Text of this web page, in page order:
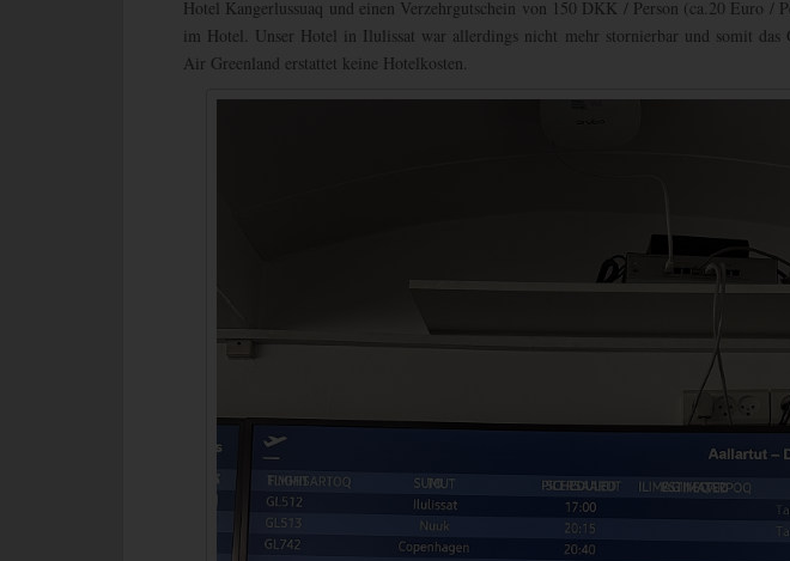
Hotel Kangerlussuaq und einen Verzehrgutschein von 150 DKK / Person (ca.20 Euro /
im Hotel. Unser Hotel in Ilulissat war allerdings nicht mehr stornierbar und somit das
Air Greenland erstattet keine Hotelkosten.